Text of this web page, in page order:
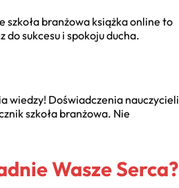
szkoła branżowa książka onlineto
do sukcesu i spokoju ducha.
wiedzy! Doświadczenia nauczycieli
szkoła branżowa. Nie
Wasze Serca?